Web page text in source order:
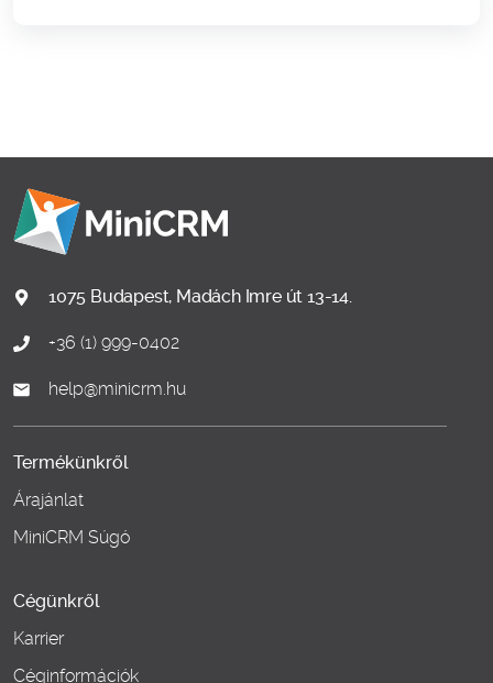
1075 Budapest, Madách Imre út 13-14.
+36 (1) 999-0402
help@minicrm.hu
Termékünkről
Árajánlat
MiniCRM Súgó
Cégünkről
Karrier
Céginformációk